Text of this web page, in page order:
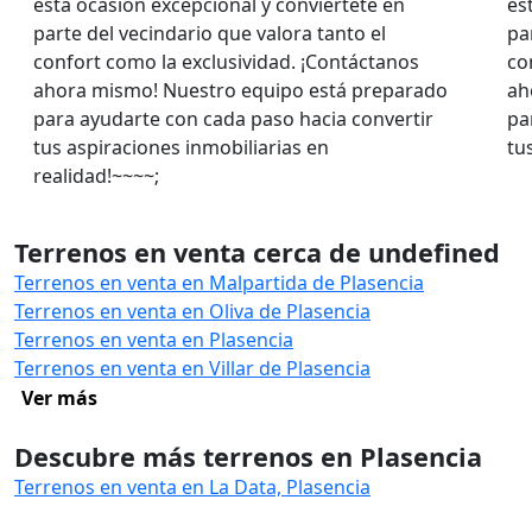
parte del vecindario que valora tanto el
confort como la exclusividad. ¡Contáctanos
ahora mismo! Nuestro equipo está preparado
para ayudarte con cada paso hacia convertir
tus aspiraciones inmobiliarias en
realidad!~~~~;
Terrenos en venta cerca de undefined
Terrenos en venta en Malpartida de Plasencia
Terrenos en venta en Oliva de Plasencia
Terrenos en venta en Plasencia
Terrenos en venta en Villar de Plasencia
Ver más
Descubre más terrenos en Plasencia
Terrenos en venta en La Data, Plasencia